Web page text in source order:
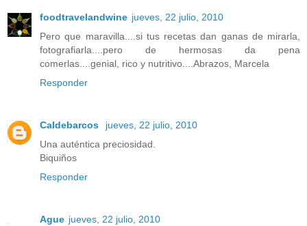
foodtravelandwine jueves, 22 julio, 2010
Pero que maravilla....si tus recetas dan ganas de mirarla,
fotografiarla....pero de hermosas da pena
comerlas....genial, rico y nutritivo....Abrazos, Marcela
Responder
Caldebarcos
jueves, 22 julio, 2010
Una auténtica preciosidad.
Biquiños
Responder
Ague jueves, 22 julio, 2010